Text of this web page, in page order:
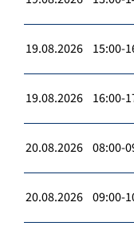
19.08.2026 15:00-
19.08.2026 16:00-
20.08.2026 08:00-
20.08.2026 09:00-